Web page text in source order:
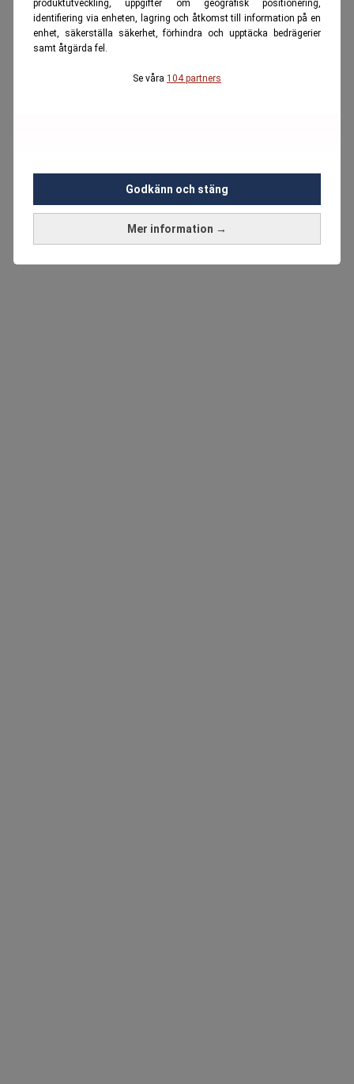
produktutveckling, uppgifter om geografisk positionering,
identifiering via enheten, lagring och åtkomst till information på en
enhet, säkerställa säkerhet, förhindra och upptäcka bedrägerier
samt åtgärda fel.
Se våra 104 partners
Mer information →
Godkänn och stäng